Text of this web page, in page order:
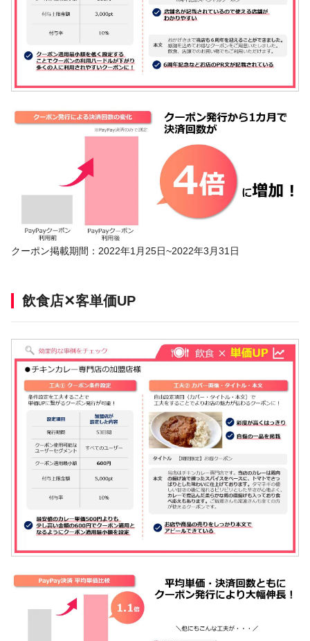
クーポン掲載期間：2022年1月25日~2022年3月31日
飲食店✕客単価UP